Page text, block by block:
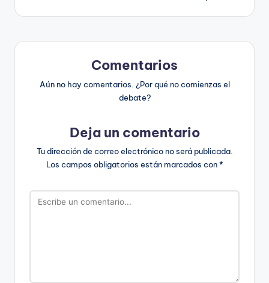
Comentarios
Aún no hay comentarios. ¿Por qué no comienzas el
debate?
Deja un comentario
Tu dirección de correo electrónico no será publicada.
Los campos obligatorios están marcados con*